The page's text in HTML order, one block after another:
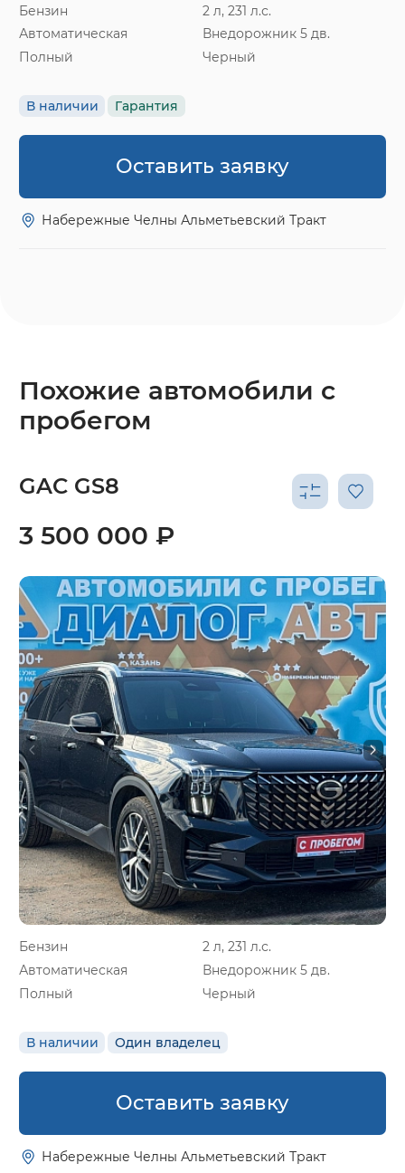
Бензин
2 л, 231 л.с.
Автоматическая
Внедорожник 5 дв.
Полный
Черный
В наличии Гарантия
Оставить заявку
Набережные Челны Альметьевский Тракт
Похожие автомобили с
пробегом
GAC GS8
Бензин
2 л, 231 л.с.
Автоматическая
Внедорожник 5 дв.
Полный
Черный
В наличии Один владелец
3 500 000 ₽
Оставить заявку
Набережные Челны Альметьевский Тракт